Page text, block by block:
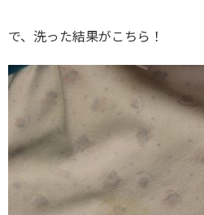
で、洗った結果がこちら！